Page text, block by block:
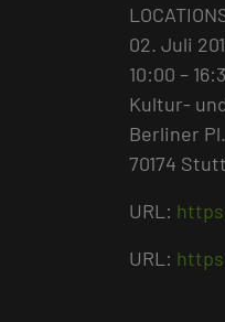
02. Juli
10:00 –
Kultur-
Berliner
70174
URL:
URL: